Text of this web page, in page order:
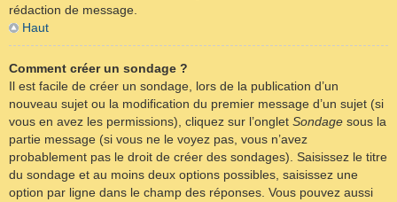
rédaction de message.
Haut
Comment créer un sondage ?
Il est facile de créer un sondage, lors de la publication d’un
nouveau sujet ou la modification du premier message d’un sujet (si
vous en avez les permissions), cliquez sur l’onglet Sondage sous la
partie message (si vous ne le voyez pas, vous n’avez
probablement pas le droit de créer des sondages). Saisissez le titre
du sondage et au moins deux options possibles, saisissez une
option par ligne dans le champ des réponses. Vous pouvez aussi